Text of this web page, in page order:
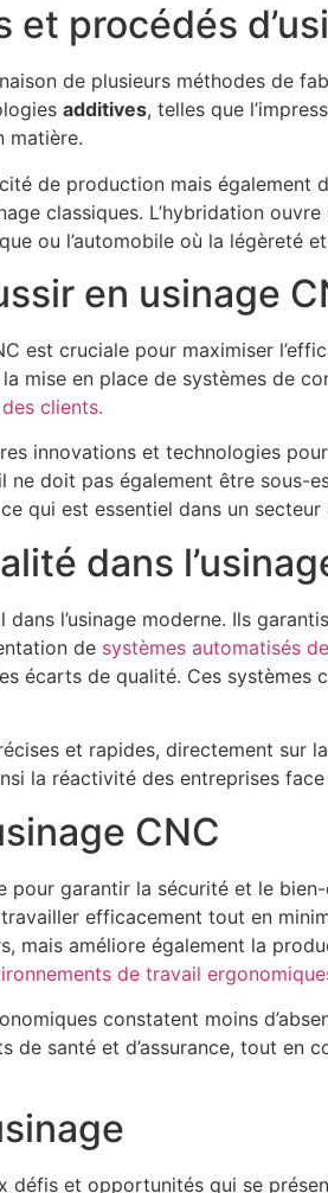
procédés
de plusieurs méthodes de
additives, telles que
matière.
de production mais
classiques. L’hybridation
ou l’automobile où la légèreté
en usinage
est cruciale pour maximiser
mise en place de systèmes de
clients.
innovations et technologies
ne doit pas également être
est essentiel dans un secteur
dans
l’usinage moderne. Ils
de systèmes automatisés
écarts de qualité. Ces
et rapides, directement sur
la réactivité des entreprises
CNC
pour garantir la sécurité et le
efficacement tout en
mais améliore également la
de travail
constatent moins
santé et d’assurance, tout en
défis et opportunités qui se